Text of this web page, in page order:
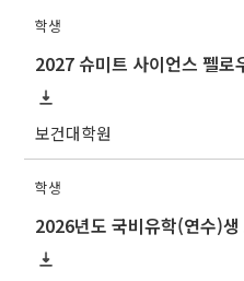
학생
보건대학원
학생